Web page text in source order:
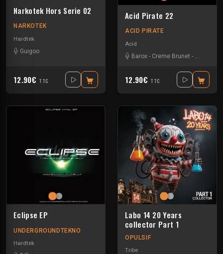
Narkotek Hors Serie 02
NARKOTEK
Hardtek
Guigoo
12.90€ TTC
Acid Pirate 22
ACID PIRATE
Acid
Barox - Creme Brunet - Køya
12.90€ TTC
Eclipse EP
UNDERGROUNDTEKNO
Hardtek
Labo 14 20 Years
collector Part 1
OPULSIF
Tribe